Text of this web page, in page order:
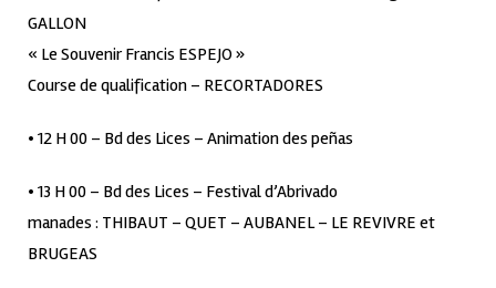
GALLON
« Le Souvenir Francis ESPEJO »
Course de qualification – RECORTADORES
• 12 H 00 – Bd des Lices – Animation des peñas
• 13 H 00 – Bd des Lices – Festival d’Abrivado
manades : THIBAUT – QUET – AUBANEL – LE REVIVRE et
BRUGEAS